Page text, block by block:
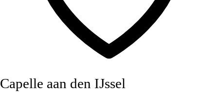
Capelle aan den IJssel